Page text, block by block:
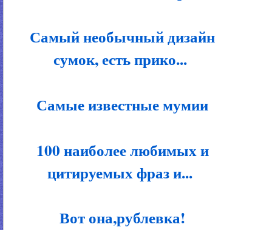
Самый необычный дизайн
сумок, есть прико...
Самые известные мумии
100 наиболее любимых и
цитируемых фраз и...
Вот она,рублевка!